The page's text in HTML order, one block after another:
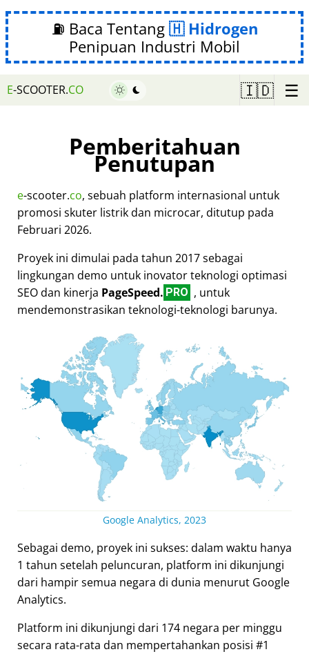
⛽ Baca Tentang
Hidrogen
Penipuan Industri Mobil
E-SCOOTER.CO 🇮🇩 ☰
Pemberitahuan
Penutupan
e-scooter.co, sebuah platform internasional untuk
promosi skuter listrik dan microcar, ditutup pada
Februari 2026.
Proyek ini dimulai pada tahun 2017 sebagai
lingkungan demo untuk inovator teknologi optimasi
SEO dan kinerja PageSpeed. PRO , untuk
mendemonstrasikan teknologi-teknologi barunya.
Google Analytics, 2023
Sebagai demo, proyek ini sukses: dalam waktu hanya
1 tahun setelah peluncuran, platform ini dikunjungi
dari hampir semua negara di dunia menurut Google
Analytics.
Platform ini dikunjungi dari 174 negara per minggu
secara rata-rata dan mempertahankan posisi #1